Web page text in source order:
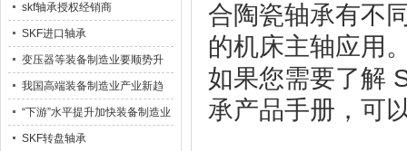
skf轴承授权经销商
SKF进口轴承
变压器等装备制造业要顺势升
级23
我国高端装备制造业产业新趋
势
“下游”水平提升加快装备制造业
业发展
SKF转盘轴承
合陶瓷轴承有不
的机床主轴应用
如果您需要了解
承产品手册，可